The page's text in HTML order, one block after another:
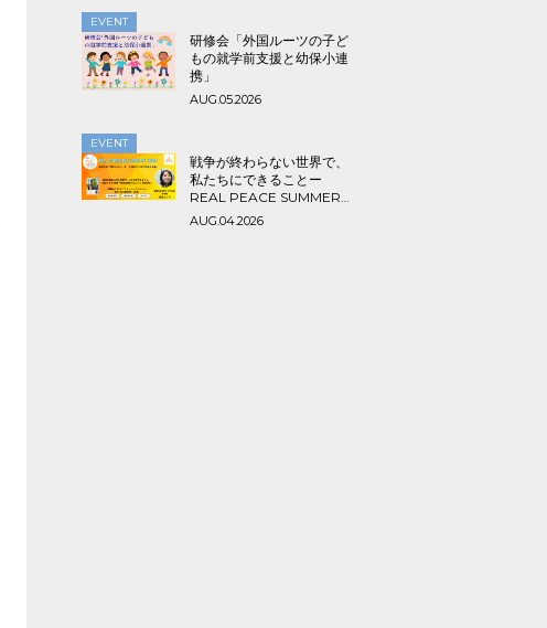
EVENT
研修会「外国ルーツの子ど
もの就学前支援と幼保小連
携」
AUG.05.2026
EVENT
戦争が終わらない世界で、
私たちにできることー
REAL PEACE SUMMER
2026
AUG.04.2026